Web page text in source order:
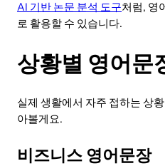
AI 기반 논문 분석 도구처럼, 영
로 활용할 수 있습니다.
상황별 영어문
실제 생활에서 자주 접하는 상
아볼게요.
비즈니스 영어문장